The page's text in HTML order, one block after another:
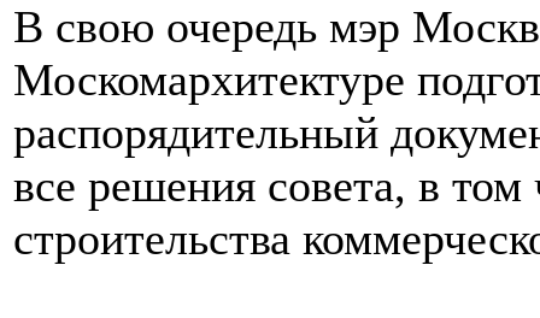
В свою очередь мэр
Москомархитектуре
распорядительный
все решения совета, в
строительства